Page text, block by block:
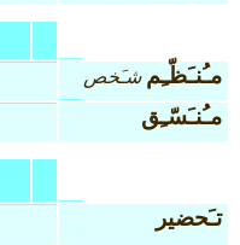
مـُنـَظّـِم شـَخص
مـُنـَسّـِق
تـَحضير